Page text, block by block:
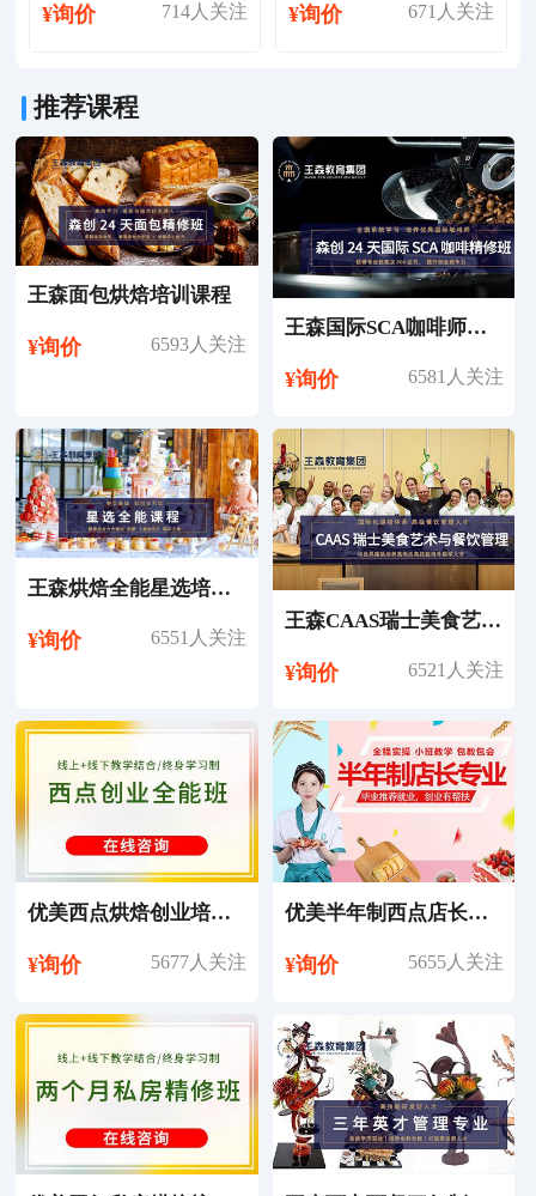
¥询价 714人关注 ¥询价 671人关注
推荐课程
王森面包烘焙培训课程
¥询价 6593人关注
王森国际SCA咖啡师考证培训课程
¥询价 6581人关注
王森烘焙全能星选培训课程
¥询价 6551人关注
王森CAAS瑞士美食艺术与餐饮管理专业留学
¥询价 6521人关注
优美西点烘焙创业培训课程
¥询价 5677人关注
优美半年制西点店长培训课程
¥询价 5655人关注